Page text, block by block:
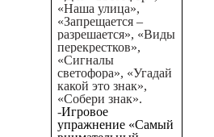
«Наша улица»,
«Запрещается –
разрешается», «Виды
перекрестков»,
«Сигналы
светофора», «Угадай
какой это знак»,
«Собери знак».
-Игровое
упражнение «Самый